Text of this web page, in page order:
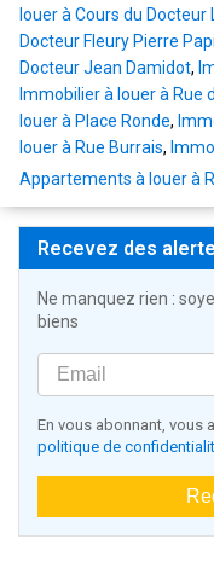
louer à Cours du Docteur
Docteur Fleury Pierre
Docteur Jean Damidot,
Immobilier à louer à Rue
louer à Place Ronde,
louer à Rue Burrais,
Appartements à louer à
Recevez des
Ne manquez rien :
biens
En vous abonnant, vous
politique de